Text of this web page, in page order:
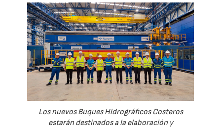
Los nuevos Buques Hidrográficos Costeros
estarán destinados a la elaboración y